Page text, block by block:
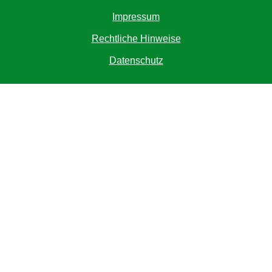
Impressum
Rechtliche Hinweise
Datenschutz